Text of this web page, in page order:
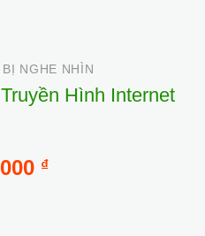
NGHE NHÌN
Hình Internet
₫Giá